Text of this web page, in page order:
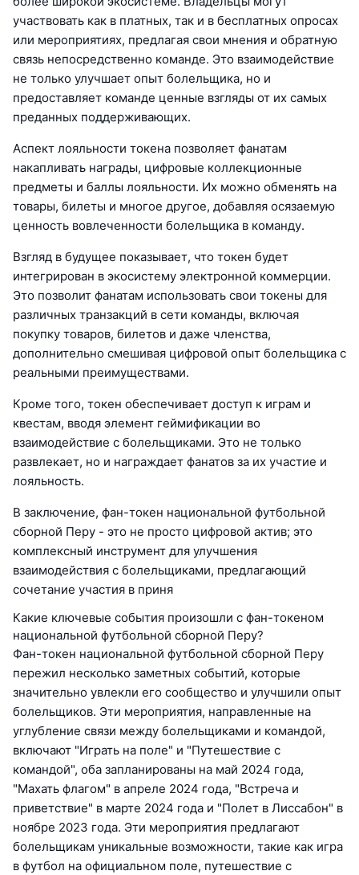
участвовать как в платных, так и в бесплатных опросах
или мероприятиях, предлагая свои мнения и обратную
связь непосредственно команде. Это взаимодействие
не только улучшает опыт болельщика, но и
предоставляет команде ценные взгляды от их самых
преданных поддерживающих.
Аспект лояльности токена позволяет фанатам
накапливать награды, цифровые коллекционные
предметы и баллы лояльности. Их можно обменять на
товары, билеты и многое другое, добавляя осязаемую
ценность вовлеченности болельщика в команду.
Взгляд в будущее показывает, что токен будет
интегрирован в экосистему электронной коммерции.
Это позволит фанатам использовать свои токены для
различных транзакций в сети команды, включая
покупку товаров, билетов и даже членства,
дополнительно смешивая цифровой опыт болельщика с
реальными преимуществами.
Кроме того, токен обеспечивает доступ к играм и
квестам, вводя элемент геймификации во
взаимодействие с болельщиками. Это не только
развлекает, но и награждает фанатов за их участие и
лояльность.
В заключение, фан-токен национальной футбольной
сборной Перу - это не просто цифровой актив; это
комплексный инструмент для улучшения
взаимодействия с болельщиками, предлагающий
сочетание участия в приня
Какие ключевые события произошли с фан-токеном
национальной футбольной сборной Перу?
Фан-токен национальной футбольной сборной Перу
пережил несколько заметных событий, которые
значительно увлекли его сообщество и улучшили опыт
болельщиков. Эти мероприятия, направленные на
углубление связи между болельщиками и командой,
включают "Играть на поле" и "Путешествие с
командой", оба запланированы на май 2024 года,
"Махать флагом" в апреле 2024 года, "Встреча и
приветствие" в марте 2024 года и "Полет в Лиссабон" в
ноябре 2023 года. Эти мероприятия предлагают
болельщикам уникальные возможности, такие как игра
в футбол на официальном поле, путешествие с